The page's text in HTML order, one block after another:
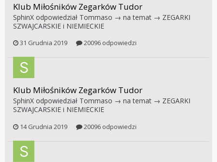
Klub Miłośników Zegarków Tudor
SphinX odpowiedział Tommaso → na temat → ZEGARKI
SZWAJCARSKIE i NIEMIECKIE
31 Grudnia 2019 20096 odpowiedzi
Klub Miłośników Zegarków Tudor
SphinX odpowiedział Tommaso → na temat → ZEGARKI
SZWAJCARSKIE i NIEMIECKIE
14 Grudnia 2019 20096 odpowiedzi